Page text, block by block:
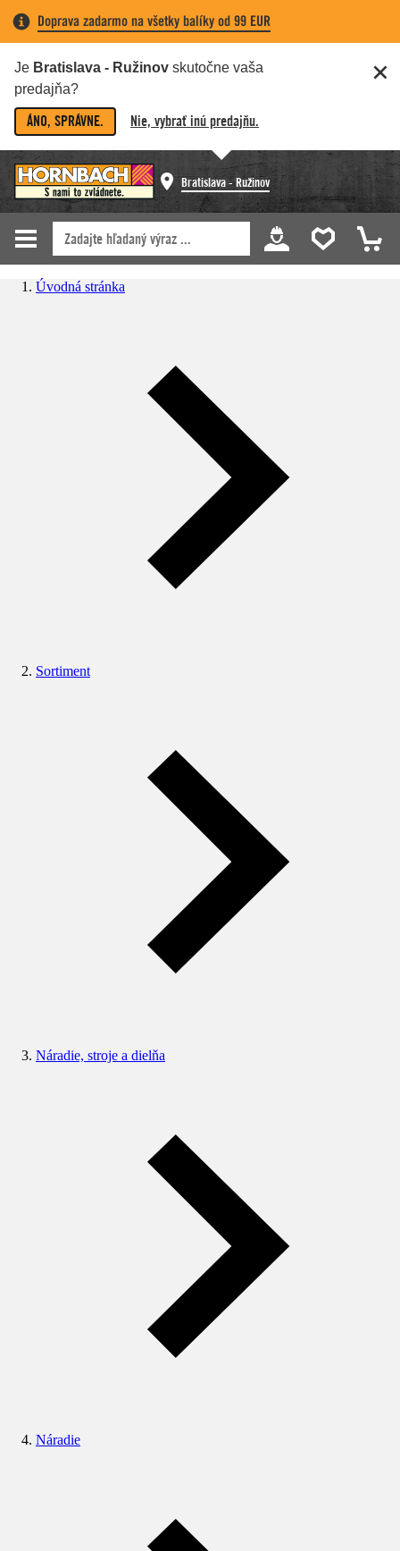
Doprava zadarmo na všetky balíky od 99 EUR
Je Bratislava - Ružinov skutočne vaša
predajňa?
ÁNO, SPRÁVNE. Nie, vybrať inú predajňu.
Bratislava - Ružinov
Úvodná stránka
Sortiment
Náradie, stroje a dielňa
Náradie